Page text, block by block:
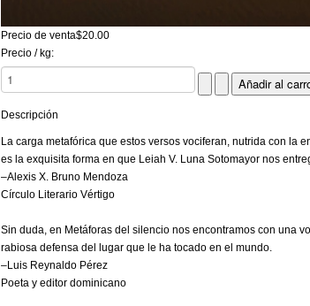
Precio de venta$20.00
Precio / kg:
Descripción
La carga metafórica que estos versos vociferan, nutrida con la
es la exquisita forma en que Leiah V. Luna Sotomayor nos
–Alexis X. Bruno Mendoza
Círculo Literario Vértigo
Sin duda, en Metáforas del silencio nos encontramos con una
rabiosa defensa del lugar que le ha tocado en el mundo.
–Luis Reynaldo Pérez
Poeta y editor dominicano